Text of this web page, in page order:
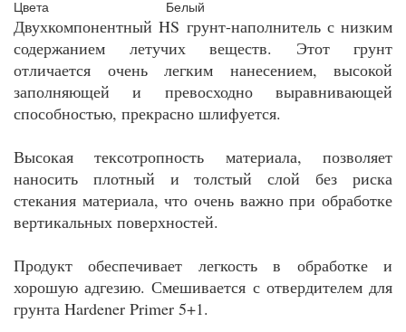
Цвета
Белый
Двухкомпонентный HS грунт-наполнитель с низким
содержанием летучих веществ. Этот грунт
отличается очень легким нанесением, высокой
заполняющей и превосходно выравнивающей
способностью, прекрасно шлифуется.
Высокая тексотропность материала, позволяет
наносить плотный и толстый слой без риска
стекания материала, что очень важно при обработке
вертикальных поверхностей.
Продукт обеспечивает легкость в обработке и
хорошую адгезию. Смешивается с отвердителем для
грунта Hardener Primer 5+1.